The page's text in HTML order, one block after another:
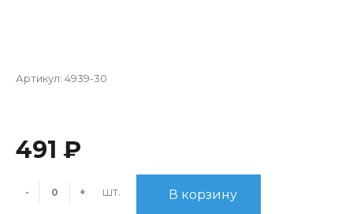
Артикул: 4939-30
491 ₽
- + шт. В корзину